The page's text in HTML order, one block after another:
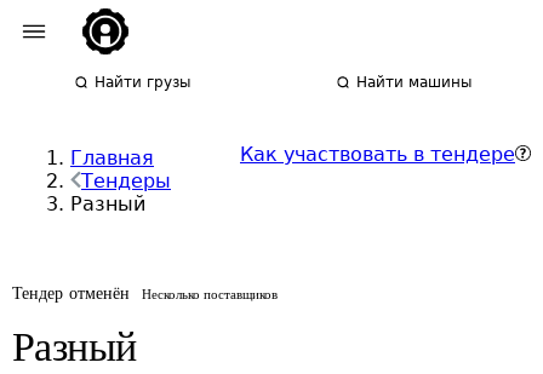
Найти грузы Найти машины
Главная
Тендеры
Разный
Как участвовать в тендере
Тендер отменён Несколько поставщиков
Разный